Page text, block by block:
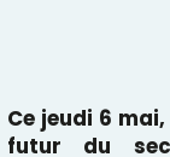
Ce jeudi 6
futur du